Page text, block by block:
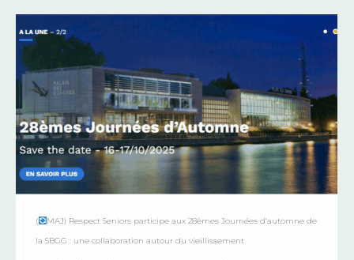
(
MAJ) Respect Seniors participe aux 28èmes Journées d’automne de
la SBGG : une collaboration autour du vieillissement